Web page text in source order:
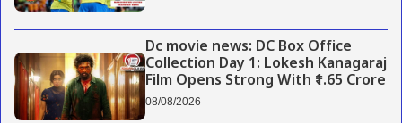
Dc movie news: DC Box Office
Collection Day 1: Lokesh Kanagaraj
Film Opens Strong With ₹1.65 Crore
08/08/2026